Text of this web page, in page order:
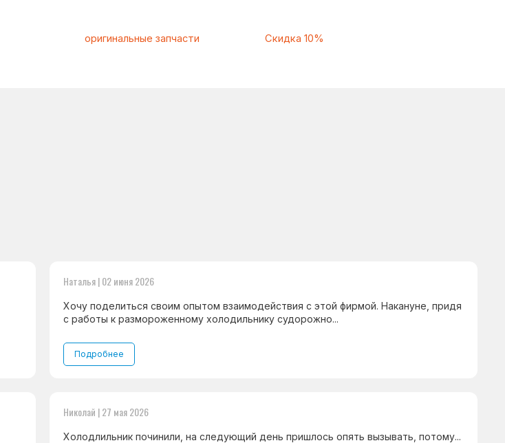
Наталья | 02 июня 2026
Хочу поделиться своим опытом взаимодействия с этой фирмой. Накануне, придя
с работы к размороженному холодильнику судорожно...
Подробнее
Николай | 27 мая 2026
Холодлильник починили, на следующий день пришлось опять вызывать, потому...